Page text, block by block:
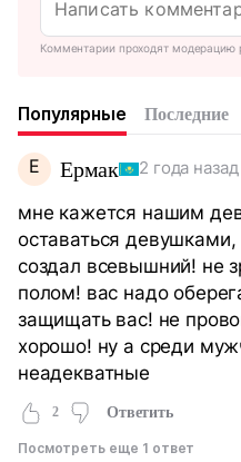
Комментарии проходят модерацию
Популярные Последние
Е Ермак 2 года назад
мне кажется нашим
оставаться
создал всевышний! не
полом! вас надо
защищать вас! не
хорошо! ну а среди
неадекватные
2 Ответить
Посмотреть еще 1 ответ